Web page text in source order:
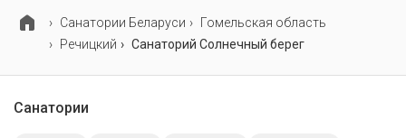
органы.
Cанатории Беларуси
Гомельская область
Речицкий
Санаторий Солнечный берег
Санатории